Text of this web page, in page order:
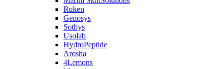
Ruken
Genosys
Sothys
Usolab
HydroPeptide
Arosha
4Lemons